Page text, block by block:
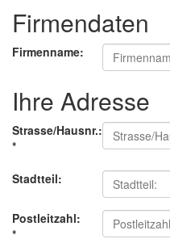
Firmendaten
Firmenname:
Ihre Adresse
Strasse/Hausnr.:
*
Stadtteil:
Postleitzahl:
*